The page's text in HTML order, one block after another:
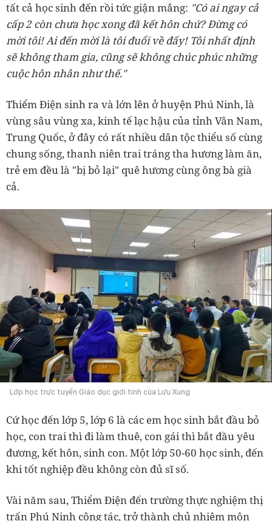
tất cả học sinh đến rồi tức giận mắng: "Có ai ngay cả
cấp 2 còn chưa học xong đã kết hôn chứ? Đừng có
mời tôi! Ai đến mời là tôi đuổi về đấy! Tôi nhất định
sẽ không tham gia, cũng sẽ không chúc phúc những
cuộc hôn nhân như thế."
Thiểm Điện sinh ra và lớn lên ở huyện Phú Ninh, là
vùng sâu vùng xa, kinh tế lạc hậu của tỉnh Vân Nam,
Trung Quốc, ở đây có rất nhiều dân tộc thiểu số cùng
chung sống, thanh niên trai tráng tha hương làm ăn,
trẻ em đều là "bị bỏ lại" quê hương cùng ông bà già
cả.
Lớp học trực tuyến Giáo dục giới tính của Lưu Xung
Cứ học đến lớp 5, lớp 6 là các em học sinh bắt đầu bỏ
học, con trai thì đi làm thuê, con gái thì bắt đầu yêu
đương, kết hôn, sinh con. Một lớp 50-60 học sinh, đến
khi tốt nghiệp đều không còn đủ sĩ số.
Vài năm sau, Thiểm Điện đến trường thực nghiệm thị
trấn Phú Ninh công tác, trở thành chủ nhiệm môn